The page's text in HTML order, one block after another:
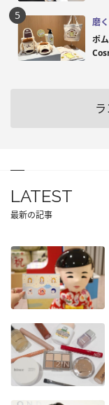
磨く
ポ
LATEST
最新の記事